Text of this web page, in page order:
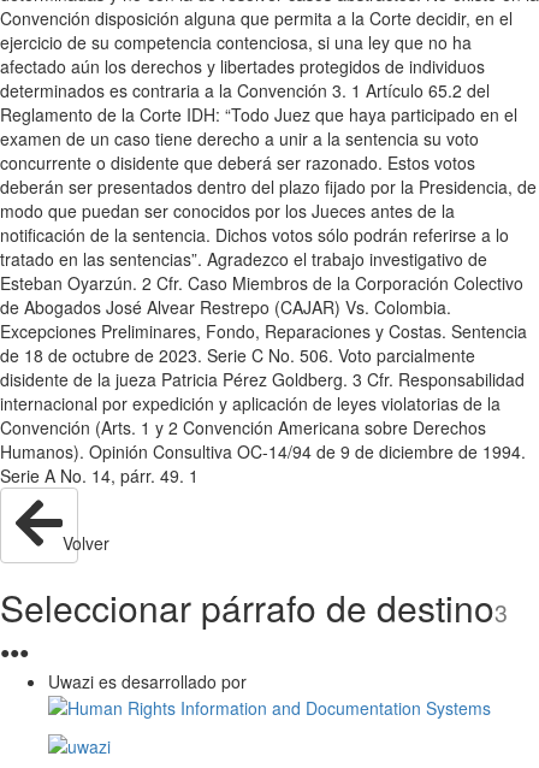
Convención disposición alguna que permita a la Corte decidir, en el
ejercicio de su competencia contenciosa, si una ley que no ha
afectado aún los derechos y libertades protegidos de individuos
determinados es contraria a la Convención 3. 1 Artículo 65.2 del
Reglamento de la Corte IDH: “Todo Juez que haya participado en el
examen de un caso tiene derecho a unir a la sentencia su voto
concurrente o disidente que deberá ser razonado. Estos votos
deberán ser presentados dentro del plazo fijado por la Presidencia, de
modo que puedan ser conocidos por los Jueces antes de la
notificación de la sentencia. Dichos votos sólo podrán referirse a lo
tratado en las sentencias”. Agradezco el trabajo investigativo de
Esteban Oyarzún. 2 Cfr. Caso Miembros de la Corporación Colectivo
de Abogados José Alvear Restrepo (CAJAR) Vs. Colombia.
Excepciones Preliminares, Fondo, Reparaciones y Costas. Sentencia
de 18 de octubre de 2023. Serie C No. 506. Voto parcialmente
disidente de la jueza Patricia Pérez Goldberg. 3 Cfr. Responsabilidad
internacional por expedición y aplicación de leyes violatorias de la
Convención (Arts. 1 y 2 Convención Americana sobre Derechos
Humanos). Opinión Consultiva OC-14/94 de 9 de diciembre de 1994.
Serie A No. 14, párr. 49. 1
Volver
Seleccionar párrafo de destino3
●●●
Uwazi es desarrollado por